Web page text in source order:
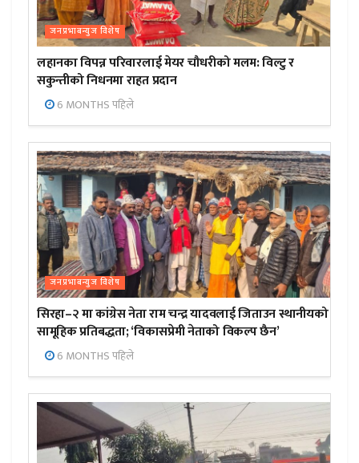
जनप्रभाबन्युज विशेष
लहानका विपन्न परिवारलाई मेयर चौधरीको मलम: विल्टु र
सकुन्तीको निधनमा राहत प्रदान
6 MONTHS पहिले
जनप्रभाबन्युज विशेष
सिरहा–२ मा कांग्रेस नेता राम चन्द्र यादवलाई जिताउन स्थानीयको
सामूहिक प्रतिबद्धता; ‘विकासप्रेमी नेताको विकल्प छैन’
6 MONTHS पहिले